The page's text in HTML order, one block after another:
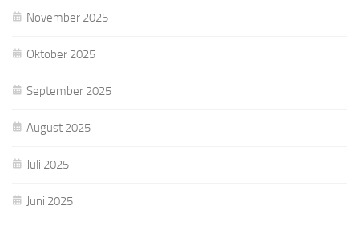
November 2025
Oktober 2025
September 2025
August 2025
Juli 2025
Juni 2025